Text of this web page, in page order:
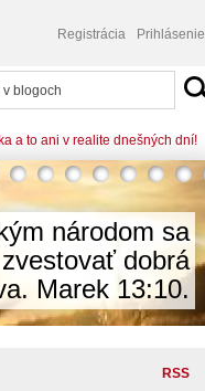
Registrácia Prihlásenie
a to ani v realite dnešných dní!
národom sa
dobrá
Marek 13:10.
RSS